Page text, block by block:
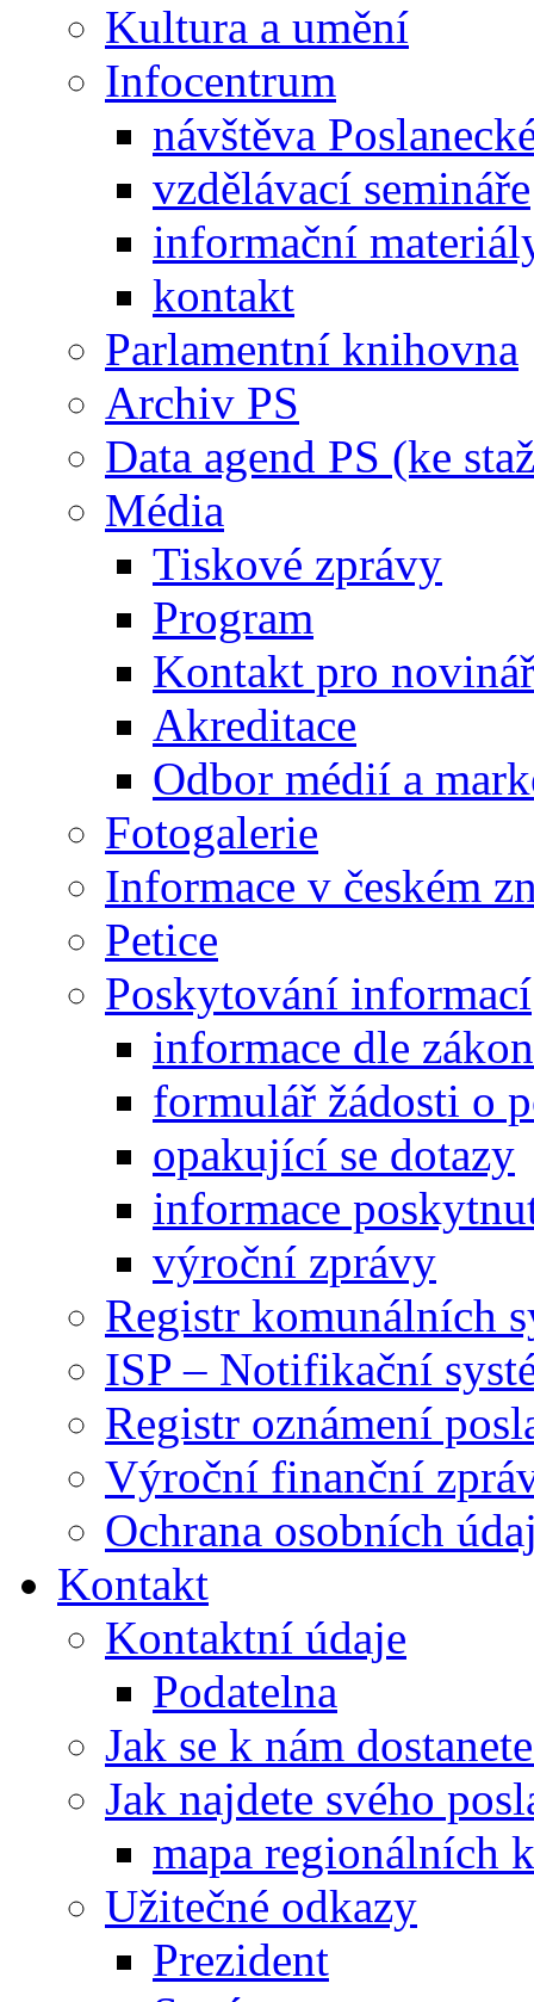
Kultura a umění
Infocentrum
návštěva
vzdělávací semináře
informační
kontakt
Parlamentní knihovna
Archiv PS
Data agend PS (ke
Média
Tiskové zprávy
Program
Kontakt pro
Akreditace
Odbor médií a
Fotogalerie
Informace v českém
Petice
Poskytování informací
informace dle
formulář žádosti o
opakující se dotazy
informace
výroční zprávy
Registr komunálních
ISP – Notifikační
Registr oznámení
Výroční finanční
Ochrana osobních
Kontakt
Kontaktní údaje
Podatelna
Jak se k nám
Jak najdete svého
mapa regionálních
Užitečné odkazy
Prezident